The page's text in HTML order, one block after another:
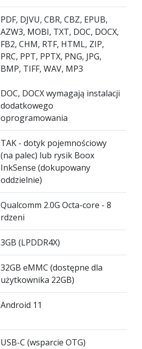
PDF, DJVU, CBR, CBZ, EPUB,
AZW3, MOBI, TXT, DOC, DOCX,
FB2, CHM, RTF, HTML, ZIP,
PRC, PPT, PPTX, PNG, JPG,
BMP, TIFF, WAV, MP3
DOC, DOCX wymagają instalacji
dodatkowego
oprogramowania
TAK - dotyk pojemnościowy
(na palec) lub rysik Boox
InkSense (dokupowany
oddzielnie)
Qualcomm 2.0G Octa-core - 8
rdzeni
3GB (LPDDR4X)
32GB eMMC (dostępne dla
użytkownika 22GB)
Android 11
USB-C (wsparcie OTG)